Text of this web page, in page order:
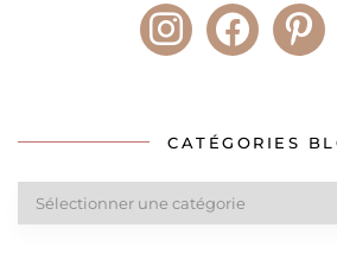
instagramfacebook
CATÉGORIES
blog